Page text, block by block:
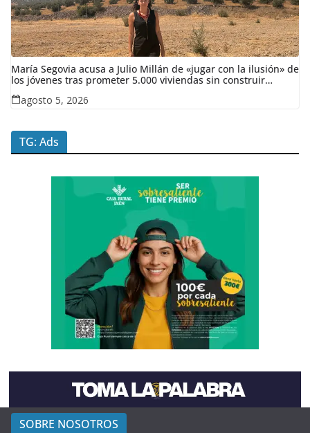
María Segovia acusa a Julio Millán de «jugar con la ilusión» de
los jóvenes tras prometer 5.000 viviendas sin construir
ninguna en siete años
agosto 5, 2026
TG: Ads
SOBRE NOSOTROS